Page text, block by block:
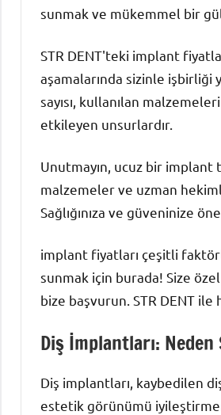
sunmak ve mükemmel bir
STR DENT'teki implant
aşamalarında sizinle işbirliği
sayısı, kullanılan
etkileyen unsurlardır.
Unutmayın, ucuz bir implant
malzemeler ve uzman
Sağlığınıza ve güveninize
implant fiyatları çeşitli
sunmak için burada! Size
bize başvurun. STR DENT ile
Diş İmplantları: Neden
Diş implantları, kaybedilen
estetik görünümü